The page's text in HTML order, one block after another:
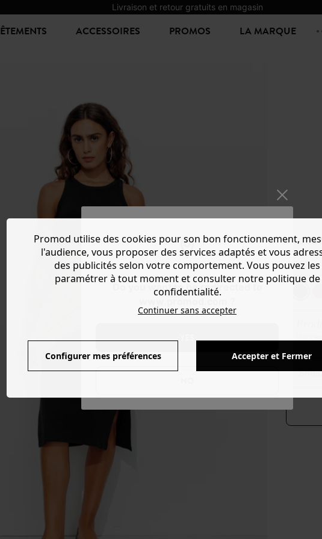
Livraison et retour gratuits en magasin
Do you want to be redirected to
VÊTEMENTS ACCESSOIRES PROMOS LA MARQUE
ROBE
10,00 €
Couleur :
Voir
Promod utilise des cookies pour son bon fonctionnement,
l'audience, vous proposer des services adaptés et vous
des publicités selon votre comportement. Vous pouvez les
paramétrer à tout moment et consulter notre politique de
confidentialité.
Continuer sans accepter
Configurer mes préférences Accepter et Fermer